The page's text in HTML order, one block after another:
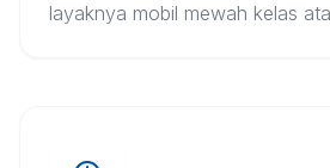
layaknya mobil mewah kelas